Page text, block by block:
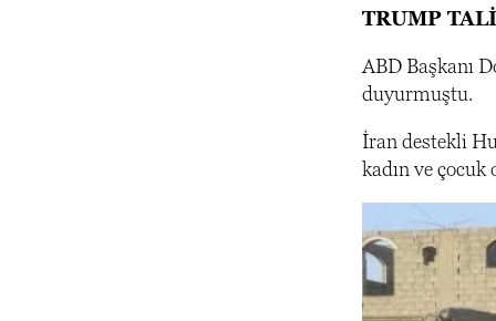
TRUMP
ABD Başkanı
duyurmuştu.
İran destekli
kadın ve çocuk